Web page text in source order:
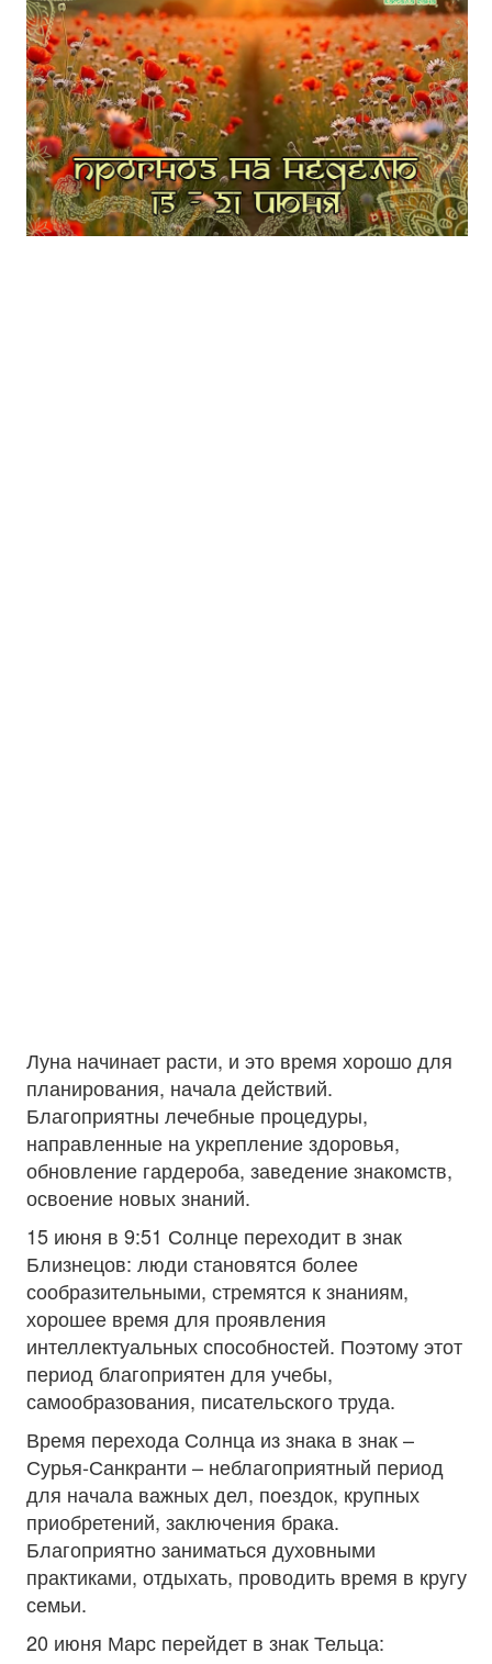
Луна начинает расти, и это время хорошо для
планирования, начала действий.
Благоприятны лечебные процедуры,
направленные на укрепление здоровья,
обновление гардероба, заведение знакомств,
освоение новых знаний.
15 июня в 9:51 Солнце переходит в знак
Близнецов: люди становятся более
сообразительными, стремятся к знаниям,
хорошее время для проявления
интеллектуальных способностей. Поэтому этот
период благоприятен для учебы,
самообразования, писательского труда.
Время перехода Солнца из знака в знак –
Сурья-Санкранти – неблагоприятный период
для начала важных дел, поездок, крупных
приобретений, заключения брака.
Благоприятно заниматься духовными
практиками, отдыхать, проводить время в кругу
семьи.
20 июня Марс перейдет в знак Тельца: